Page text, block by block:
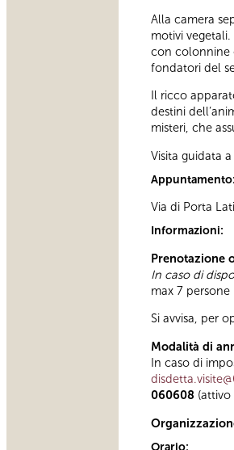
Alla camera
motivi
con colonnine
fondatori del
Il ricco
destini
misteri, che
Visita guidata
Appuntamento:
Via di Porta
Informazioni:
Prenotazione
In caso di
max 7 persone
Si avvisa, per
Modalità di
In caso di
060608
Orario: